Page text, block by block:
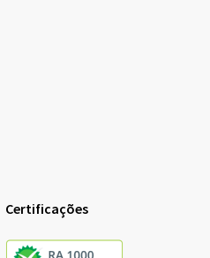
Certificações